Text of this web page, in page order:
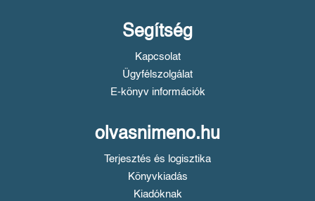
Segítség
Kapcsolat
Ügyfélszolgálat
E-könyv információk
olvasnimeno.hu
Terjesztés és logisztika
Könyvkiadás
Kiadóknak